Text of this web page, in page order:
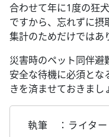
合わせて年に1度の狂
ですから、忘れずに摂
集計のためだけではあ
災害時のペット同伴避
安全な待機に必須とな
きを済ませておきまし
執筆 ：ライタ